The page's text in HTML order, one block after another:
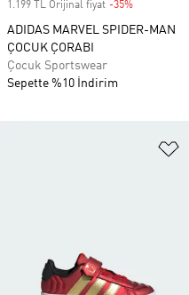
1.199 TL Orijinal fiyat -35%
ADIDAS MARVEL SPIDER-MAN
ÇOCUK ÇORABI
Çocuk Sportswear
Sepette %10 İndirim